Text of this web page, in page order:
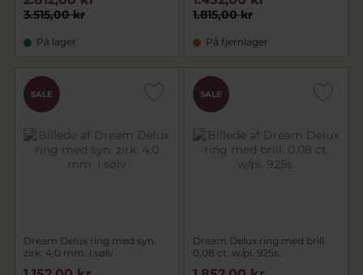
3.515,00 kr
På lager
1.815,00 kr
På fjernlager
SALE
Dream Delux ring med syn.
zirk. 4,0 mm. i sølv
SALE
Dream Delux ring med brill.
0,08 ct. w/pi. 925s.